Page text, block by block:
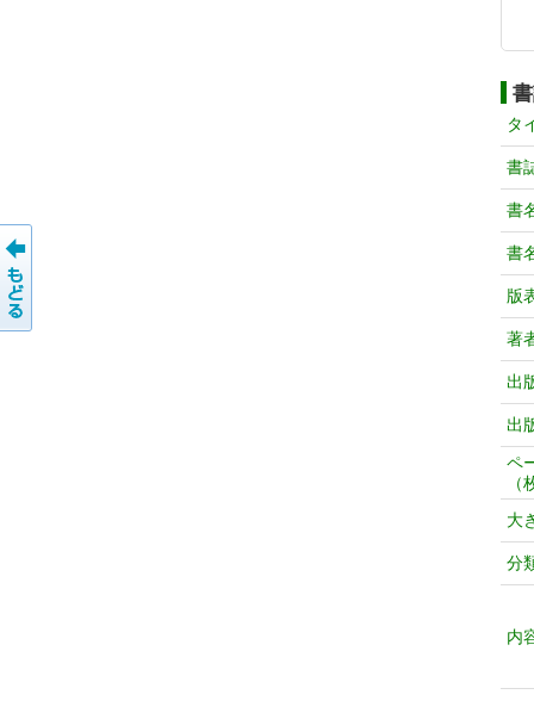
タ
書
書
書
版
著
出
出
（
大
分
内